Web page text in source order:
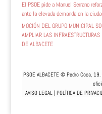
El PSOE pide a Manuel Serrano
ante la elevada demanda en la
MOCIÓN DEL GRUPO MUNICIPAL
AMPLIAR LAS
DE ALBACETE
PSOE ALBACETE © Pedro Coca,
AVISO LEGAL| POLÍTICA DE